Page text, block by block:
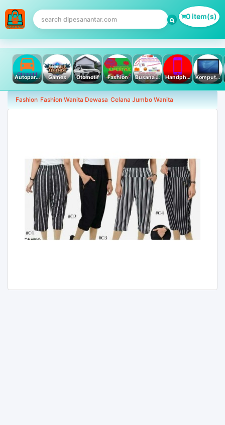
0 item(s)
Autoparts Games Otomotif Fashion Busana Muslim Handphone & Tablet Komputer PC & Laptop
Fashion Fashion Wanita Dewasa Celana Jumbo Wanita